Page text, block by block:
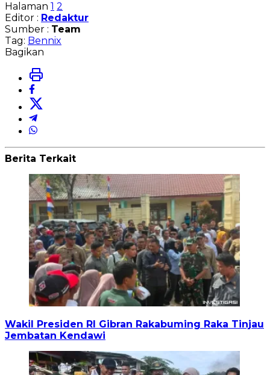
Halaman 1 2
Editor : Redaktur
Sumber : Team
Tag: Bennix
Bagikan
Berita Terkait
Wakil Presiden RI Gibran Rakabuming Raka Tinjau
Jembatan Kendawi